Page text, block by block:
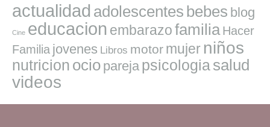
actualidad adolescentes bebes blog
Cine educacion embarazofamilia Hacer
Familia jovenes Libros motor mujer niños
nutricion ocio pareja psicologiasalud
videos